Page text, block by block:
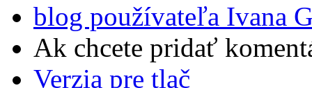
blog používateľa Ivana
Ak chcete pridať
Verzia pre tlač